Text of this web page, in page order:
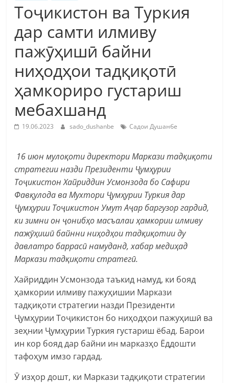
Тоҷикистон ва Туркия
дар самти илмиву
пажӯҳишӣ байни
ниҳодҳои тадқиқотӣ
ҳамкориро густариш
мебахшанд
19.06.2023 sado_dushanbe Садои Душанбе
16 июн мулоқоти директори Маркази тадқиқоти
стратегии назди Президенти Ҷумҳурии
Тоҷикистон Хайриддин Усмонзода бо Сафири
Фавқулода ва Мухтори Ҷумҳурии Туркия дар
Ҷумҳурии Тоҷикистон Умут Аҷар баргузор гардид,
ки зимни он ҷонибҳо масъалаи ҳамкории илмиву
пажӯҳишӣ байнни ниҳодҳои тадқиқотии ду
давлатро баррасӣ намуданд, хабар медиҳад
Маркази тадқиқоти стратегӣ.
Хайриддин Усмонзода таъкид намуд, ки бояд
ҳамкории илмиву пажуҳишии Маркази
тадқиқоти стратегии назди Президенти
Ҷумҳурии Тоҷикистон бо ниҳодҳои пажуҳишӣ ва
зеҳнии Ҷумҳурии Туркия густариш ёбад. Барои
ин кор бояд дар байни ин марказҳо Ёддошти
тафоҳум имзо гардад.
Ӯ изҳор дошт, ки Маркази тадқиқоти стратегии